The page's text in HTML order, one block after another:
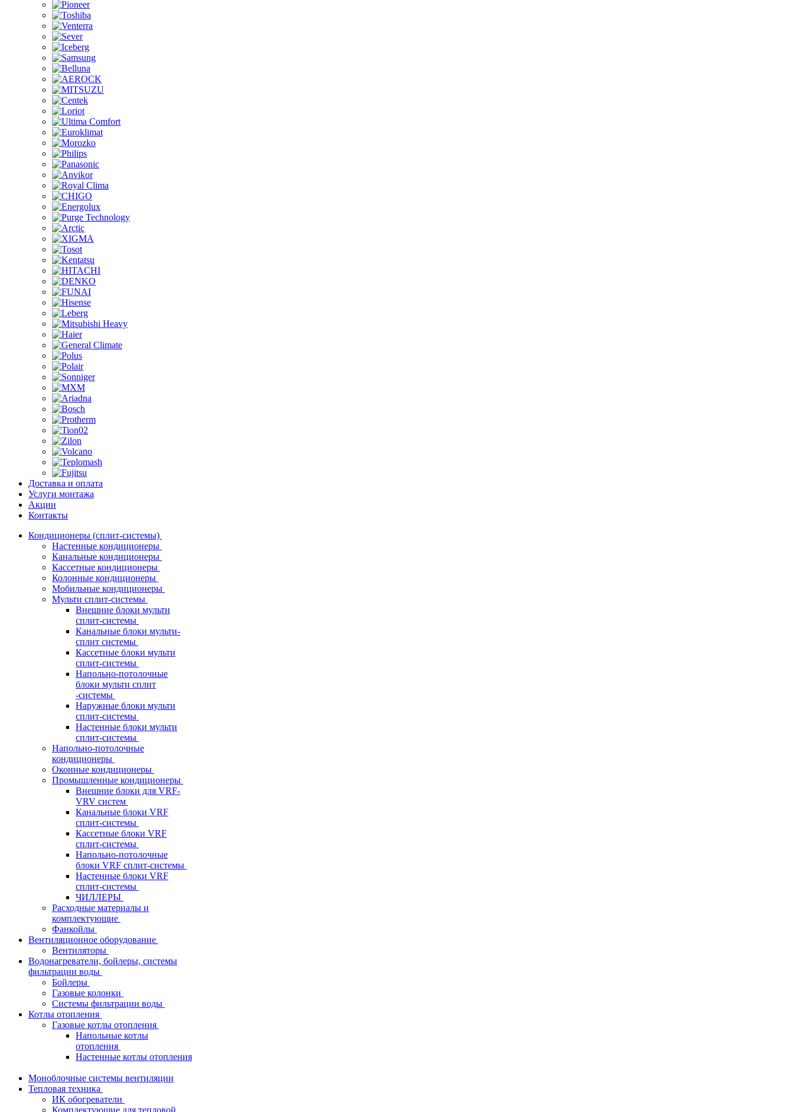
Доставка и оплата
Услуги монтажа
Акции
Контакты
Кондиционеры (сплит-системы)
Настенные кондиционеры
Канальные кондиционеры
Кассетные кондиционеры
Колонные кондиционеры
Мобильные кондиционеры
Мульти сплит-системы
Внешние блоки мульти
сплит-системы
Канальные блоки мульти-
сплит системы
Кассетные блоки мульти
сплит-системы
Напольно-потолочные
блоки мульти сплит
-системы
Наружные блоки мульти
сплит-системы
Настенные блоки мульти
сплит-системы
Напольно-потолочные
кондиционеры
Оконные кондиционеры
Промышленные кондиционеры
Внешние блоки для VRF-
VRV систем
Канальные блоки VRF
сплит-системы
Кассетные блоки VRF
сплит-системы
Напольно-потолочные
блоки VRF сплит-системы
Настенные блоки VRF
сплит-системы
ЧИЛЛЕРЫ
Расходные материалы и
комплектующие
Фанкойлы
Вентиляционное оборудование
Вентиляторы
Водонагреватели, бойлеры, системы
фильтрации воды
Бойлеры
Газовые колонки
Системы фильтрации воды
Котлы отопления
Газовые котлы отопления
Напольные котлы
отопления
Настенные котлы отопления
Моноблочные системы вентиляции
Тепловая техника
ИК обогреватели
Комплектующие для тепловой